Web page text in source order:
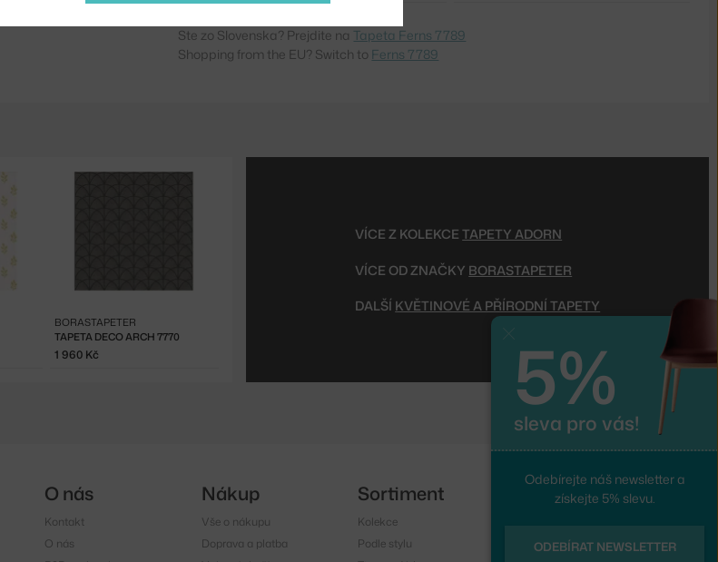
Ste zo Slovenska? Prejdite na Tapeta Ferns 7789
Shopping from the EU? Switch to Ferns 7789
TAPETA DECO ARCH 7770
BORASTAPETER
1 960 Kč
VÍCE Z KOLEKCETAPETY ADORN
VÍCE OD ZNAČKY BORASTAPETER
DALŠÍ KVĚTINOVÉ A PŘÍRODNÍ TAPETY
5%
sleva pro vás!
Odebírejte náš newsletter a
získejte 5% slevu.
ODEBÍRAT NEWSLETTER
O nás
Kontakt
O nás
Nákup
Vše o nákupu
Doprava a platba
Sortiment
Kolekce
Podle stylu
Sledujte nás
Facebook